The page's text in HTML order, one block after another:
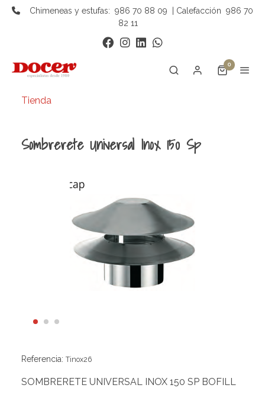
Chimeneas y estufas: 986 70 88 09 | Calefacción 986 70
82 11
0
Tienda
Sombrerete Universal Inox 150 Sp
Referencia: Tinox26
SOMBRERETE UNIVERSAL INOX 150 SP BOFILL